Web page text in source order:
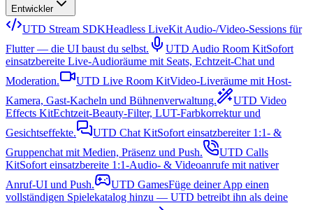
Entwickler
UTD Stream SDKHeadless LiveKit Audio-/Video-Sessions für
Flutter — die UI baust du selbst.
UTD Audio Room KitSofort
einsatzbereite Live-Audioräume mit Seats, Echtzeit-Chat und
Moderation.
UTD Live Room KitVideo-Liveräume mit Host-
Kamera, Gast-Kacheln und Bühnenverwaltung.
UTD Video
Effects KitEchtzeit-Beauty-Filter, LUT-Farbkorrektur und
Gesichtseffekte.
UTD Chat KitSofort einsatzbereiter 1:1- &
Gruppenchat mit Medien, Präsenz und Push.
UTD Calls
KitSofort einsatzbereite 1:1-Audio- & Videoanrufe mit nativer
Anruf-UI und Push.
UTD GamesFüge deiner App einen
vollständigen Spielekatalog hinzu — UTD betreibt ihn als deine